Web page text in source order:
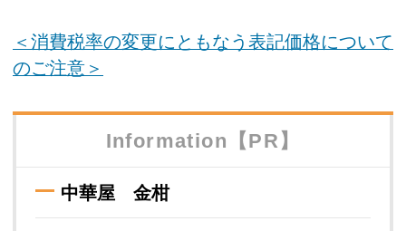
＜消費税率の変更にともなう表記価格について
のご注意＞
Information【PR】
中華屋 金柑